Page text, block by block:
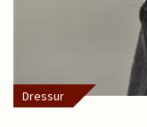
Dressur